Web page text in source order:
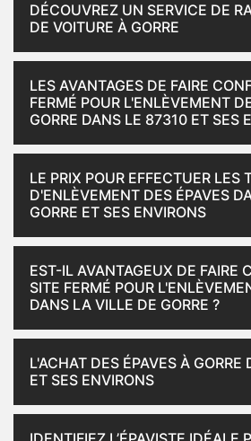
DÉCOUVREZ UN SERVICE DE
DE VOITURE À GORRE
LES AVANTAGES DE FAIRE
FERMÉ POUR L'ENLÈVEMENT
GORRE DANS LE 87310 ET SES
LE PRIX POUR EFFECTUER LES
D'ENLÈVEMENT DES ÉPAVES
GORRE ET SES ENVIRONS
EST-IL AVANTAGEUX DE FAIRE
SITE FERMÉ POUR
DANS LA VILLE DE GORRE ?
L'ACHAT DES ÉPAVES À
ET SES ENVIRONS